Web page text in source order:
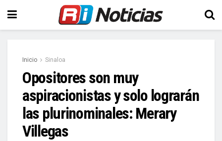
Inicio Sinaloa
Opositores son muy
aspiracionistas y solo lograrán
las plurinominales: Merary
Villegas